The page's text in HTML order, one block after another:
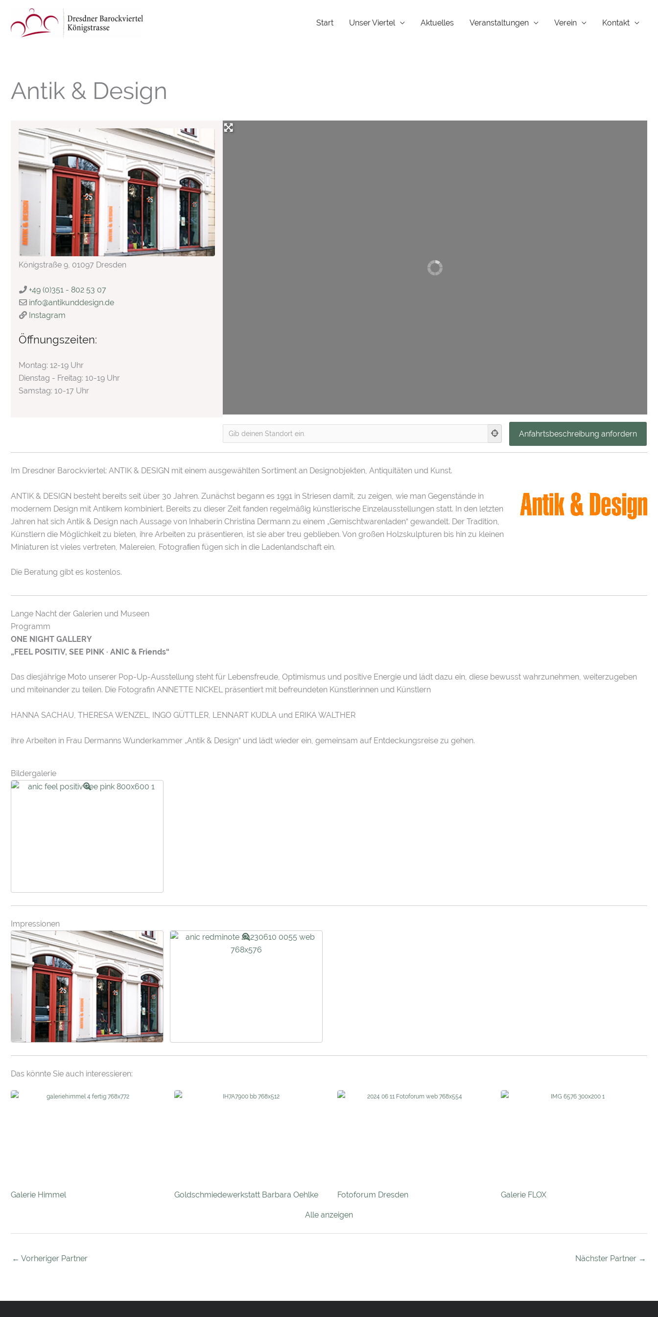
springen
Start Unser Viertel Aktuelles Veranstaltungen Verein Kontakt
Antik & Design
Königstraße 9, 01097 Dresden
+49 (0)351 - 802 53 07
info@antikunddesign.de
Instagram
Öffnungszeiten:
Montag: 12-19 Uhr
Dienstag - Freitag: 10-19 Uhr
Samstag: 10-17 Uhr
Im Dresdner Barockviertel: ANTIK & DESIGN mit einem ausgewählten Sortiment an Designobjekten, Antiquitäten und Kunst.
ANTIK & DESIGN besteht bereits seit über 30 Jahren. Zunächst begann es 1991 in Striesen damit, zu zeigen, wie man Gegenstände in
modernem Design mit Antikem kombiniert. Bereits zu dieser Zeit fanden regelmäßig künstlerische Einzelausstellungen statt. In den letzten
Jahren hat sich Antik & Design nach Aussage von Inhaberin Christina Dermann zu einem „Gemischtwarenladen“ gewandelt. Der Tradition,
Künstlern die Möglichkeit zu bieten, ihre Arbeiten zu präsentieren, ist sie aber treu geblieben. Von großen Holzskulpturen bis hin zu kleinen
Miniaturen ist vieles vertreten, Malereien, Fotograﬁen fügen sich in die Ladenlandschaft ein.
Die Beratung gibt es kostenlos.
Lange Nacht der Galerien und Museen
Programm
ONE NIGHT GALLERY
„FEEL POSITIV, SEE PINK · ANIC & Friends“
Das diesjährige Moto unserer Pop-Up-Ausstellung steht für Lebensfreude, Optimismus und positive Energie und lädt dazu ein, diese bewusst wahrzunehmen, weiterzugeben
und miteinander zu teilen. Die Fotografin ANNETTE NICKEL präsentiert mit befreundeten Künstlerinnen und Künstlern
HANNA SACHAU, THERESA WENZEL, INGO GÜTTLER, LENNART KUDLA und ERIKA WALTHER
ihre Arbeiten in Frau Dermanns Wunderkammer „Antik & Design“ und lädt wieder ein, gemeinsam auf Entdeckungsreise zu gehen.
Bildergalerie
Impressionen
Das könnte Sie auch interessieren:
Galerie Himmel Goldschmiedewerkstatt Barbara Oehlke Fotoforum Dresden Galerie FLOX
Alle anzeigen
← Vorheriger Partner Nächster Partner →